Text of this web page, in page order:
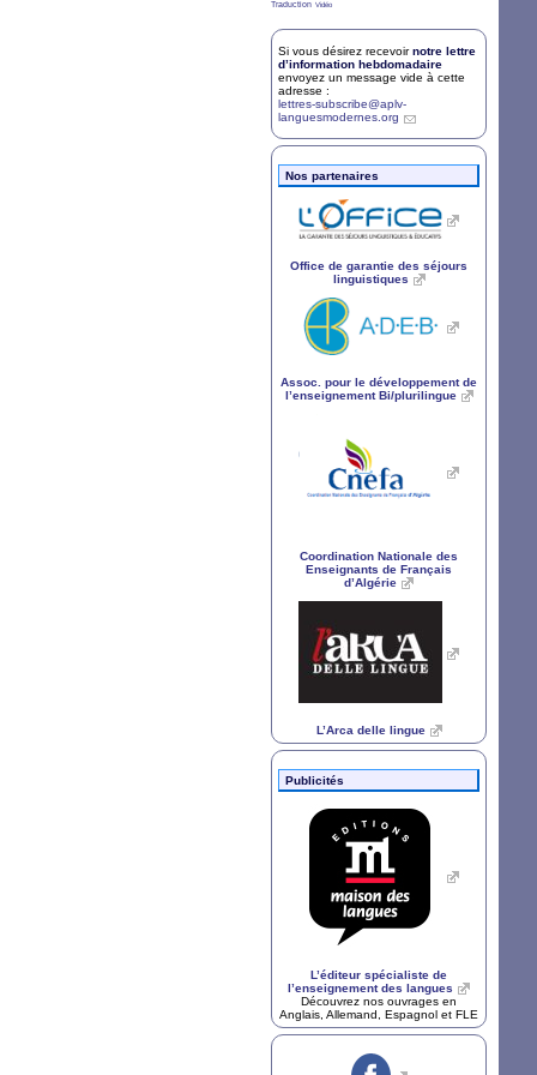
Traduction
7/36 Vidéo
2/36
Si vous désirez recevoirnotre lettre
d’information hebdomadaire
envoyez un message vide à cette
adresse :
lettres-subscribe@aplv-
languesmodernes.org
Nos partenaires
Office de garantie des séjours
linguistiques
Assoc. pour le développement de
l’enseignement Bi/plurilingue
Coordination Nationale des
Enseignants de Français
d’Algérie
L’Arca delle lingue
Publicités
L’éditeur spécialiste de
l’enseignement des langues
Découvrez nos ouvrages en
Anglais, Allemand, Espagnol et FLE